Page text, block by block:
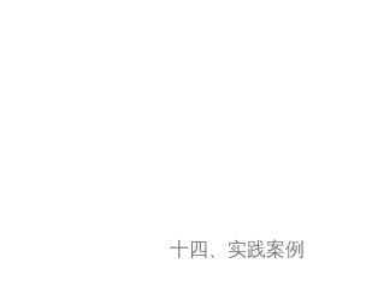
十四、实践案例